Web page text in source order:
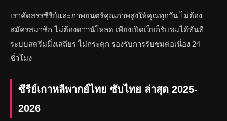
เราคัดสรรซีรีย์และภาพยนตร์คุณภาพสูงให้คุณทุกวัน ไม่ต้อง
สมัครสมาชิก ไม่ต้องดาวน์โหลด เพียงเปิดเว็บก็รับชมได้ทันที
ระบบสตรีมมิ่งเสถียร ไม่กระตุก รองรับการรับชมต่อเนื่อง 24
ชั่วโมง
ซีรีย์เกาหลีพากย์ไทย ซับไทย ล่าสุด 2025-
2026